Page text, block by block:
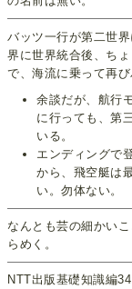
バッツ一行が第二世
界に世界統合後、ち
で、海流に乗って再
余談だが、航行
に行っても、第
いる。
エンディングで
から、飛空艇は
い。勿体ない。
なんとも芸の細かい
らめく。
NTT出版基礎知識編